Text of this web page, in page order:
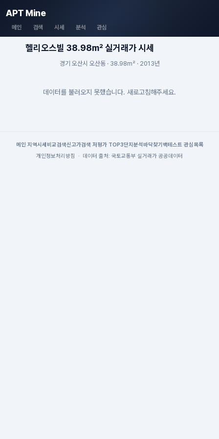
APT Mine
메인 검색 시세 분석 관심
헬리오스빌 38.98m² 실거래가 시세
경기 오산시 오산동 · 38.98m² · 2013년
데이터를 불러오지 못했습니다. 새로고침해주세요.
메인| 지역시세 비교검색신고가검색 저평가 TOP3단지분석 바닥찾기 백테스트 관심목록
개인정보처리방침
· 데이터 출처: 국토교통부 실거래가 공공데이터